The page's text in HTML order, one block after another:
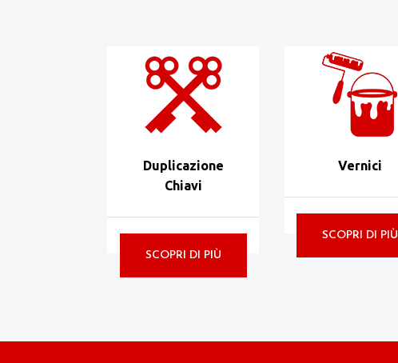
Duplicazione
Chiavi
SCOPRI DI PIÙ
Vernici
SCOPRI DI PIÙ